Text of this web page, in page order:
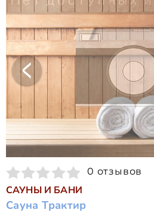
0 отзывов
САУНЫ И БАНИ
Сауна Трактир